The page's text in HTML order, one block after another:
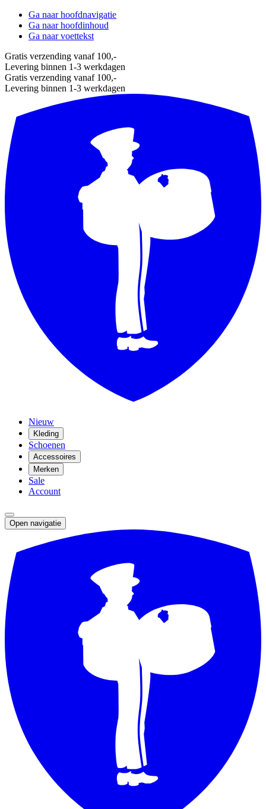
Ga naar hoofdnavigatie
Ga naar hoofdinhoud
Ga naar voettekst
Gratis verzending vanaf 100,-
Levering binnen 1-3 werkdagen
Gratis verzending vanaf 100,-
Levering binnen 1-3 werkdagen
Nieuw
Kleding
Schoenen
Accessoires
Merken
Sale
Account
Open navigatie